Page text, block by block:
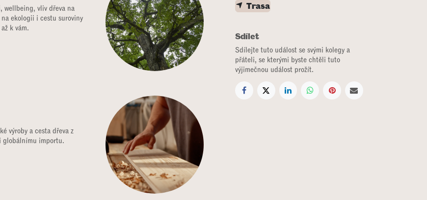
wellbeing, vliv dřeva na
ekologii i cestu suroviny
k vám.
výroby a cesta dřeva z
globálnímu importu.
Trasa
Sdílet
Sdílejte tuto událost se svými kolegy a
přáteli, se kterými byste chtěli tuto
výjimečnou událost prožít.